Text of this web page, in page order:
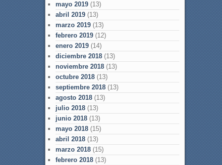
mayo 2019(13)
abril 2019(13)
marzo 2019(13)
febrero 2019(12)
enero 2019(14)
diciembre 2018(13)
noviembre 2018(13)
octubre 2018(13)
septiembre 2018(13)
agosto 2018(13)
julio 2018(13)
junio 2018(13)
mayo 2018(15)
abril 2018(13)
marzo 2018(15)
febrero 2018(13)